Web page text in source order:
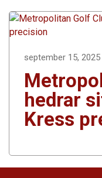
september 15, 2025
hedrar
Kress